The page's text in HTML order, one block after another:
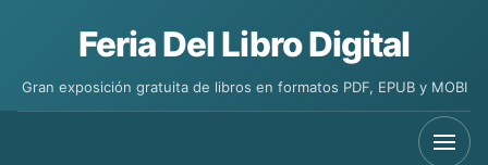
Feria Del Libro Digital
Gran exposición gratuita de libros en formatos PDF, EPUB y MOBI